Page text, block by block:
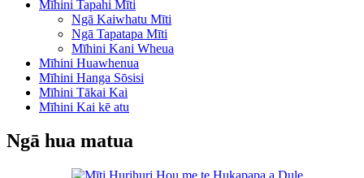
Mīhini Tapahi Mīti
Ngā Kaiwhatu Mīti
Ngā Tapatapa Mīti
Mīhini Kani Wheua
Mīhini Huawhenua
Mīhini Hanga Sōsisi
Mīhini Tākai Kai
Mīhini Kai kē atu
Ngā hua matua